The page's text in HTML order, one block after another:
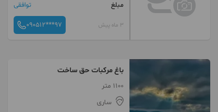
مبلغ
توافقی
3 ماه پیش 090512***97
باغ مرکبات حق ساخت
1100 متر
ساری